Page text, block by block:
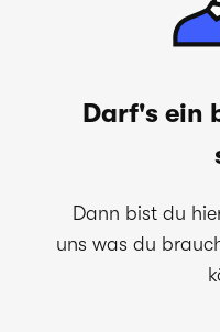
Darf's ein
Dann bist du
uns was du